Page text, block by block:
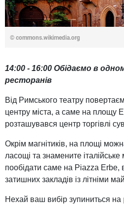
© commons.wikimedia.org
14:00 - 16:00 Обідаємо в
ресторанів
Від Римського театру
центру міста, а саме на площу
розташувався центр торгівлі
Окрім магнітиків, на площі
ласощі та знамените
пообідати саме на Piazza Erbe,
затишних закладів із літніми
Нехай ваш вибір зупиниться на